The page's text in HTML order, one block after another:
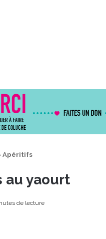
Apéritifs
au yaourt
de lecture